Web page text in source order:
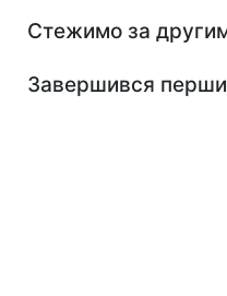
Стежимо за
Завершився